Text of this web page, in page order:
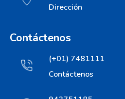
Dirección
Contáctenos
(+01) 7481111
Contáctenos